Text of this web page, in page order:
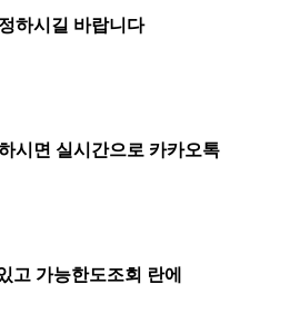
하시길 바랍니다
시면 실시간으로 카카오톡
고 가능한도조회 란에